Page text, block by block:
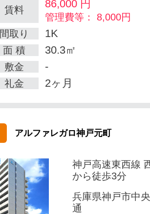
賃料 86,000 円
管理費等： 8,000円
間取り
1K
面 積 30.3㎡
敷金 -
礼金 2ヶ月
アルファレガロ神戸元町
神戸高速東西線
から徒歩3分
兵庫県神戸市中
通